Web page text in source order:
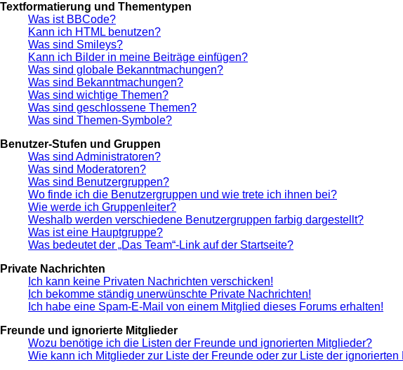
Textformatierung und Thementypen
Was ist BBCode?
Kann ich HTML benutzen?
Was sind Smileys?
Kann ich Bilder in meine Beiträge einfügen?
Was sind globale Bekanntmachungen?
Was sind Bekanntmachungen?
Was sind wichtige Themen?
Was sind geschlossene Themen?
Was sind Themen-Symbole?
Benutzer-Stufen und Gruppen
Was sind Administratoren?
Was sind Moderatoren?
Was sind Benutzergruppen?
Wo finde ich die Benutzergruppen und wie trete ich ihnen bei?
Wie werde ich Gruppenleiter?
Weshalb werden verschiedene Benutzergruppen farbig dargestellt?
Was ist eine Hauptgruppe?
Was bedeutet der „Das Team“-Link auf der Startseite?
Private Nachrichten
Ich kann keine Privaten Nachrichten verschicken!
Ich bekomme ständig unerwünschte Private Nachrichten!
Ich habe eine Spam-E-Mail von einem Mitglied dieses Forums erhalten!
Freunde und ignorierte Mitglieder
Wozu benötige ich die Listen der Freunde und ignorierten Mitglieder?
Wie kann ich Mitglieder zur Liste der Freunde oder zur Liste der